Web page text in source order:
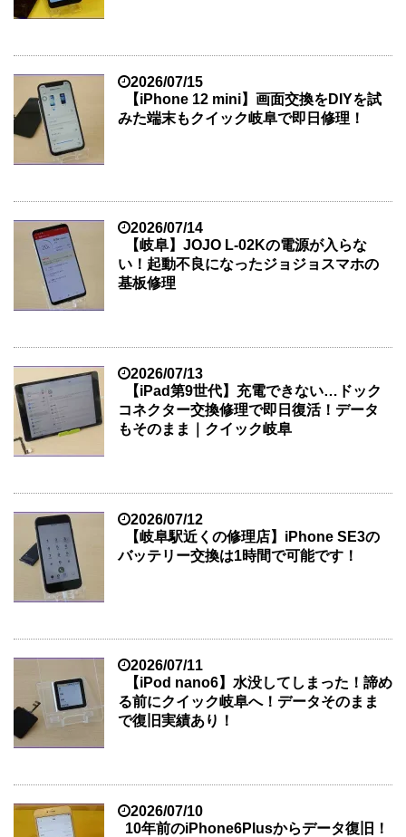
2026/07/15
【iPhone 12 mini】画面交換をDIYを試
みた端末もクイック岐阜で即日修理！
2026/07/14
【岐阜】JOJO L-02Kの電源が入らな
い！起動不良になったジョジョスマホの
基板修理
2026/07/13
【iPad第9世代】充電できない…ドック
コネクター交換修理で即日復活！データ
もそのまま｜クイック岐阜
2026/07/12
【岐阜駅近くの修理店】iPhone SE3の
バッテリー交換は1時間で可能です！
2026/07/11
【iPod nano6】水没してしまった！諦め
る前にクイック岐阜へ！データそのまま
で復旧実績あり！
2026/07/10
10年前のiPhone6Plusからデータ復旧！